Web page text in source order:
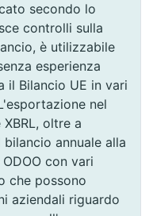
secondo lo
controlli sulla
è utilizzabile
esperienza
il Bilancio UE in vari
nel
oltre a
annuale alla
con vari
che possono
aziendali riguardo